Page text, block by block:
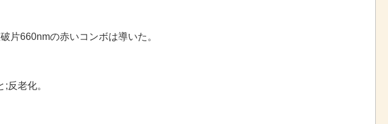
片660nmの赤いコンボは導いた。
反老化。